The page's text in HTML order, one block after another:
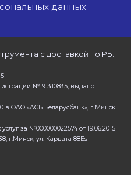
данных
с доставкой по РБ.
№191310835, выдано
в ОАО «АСБ Беларусбанк», г Минск.
за №000000022574 от 19.06.2015
г.Минск, ул. Карвата 88Бs